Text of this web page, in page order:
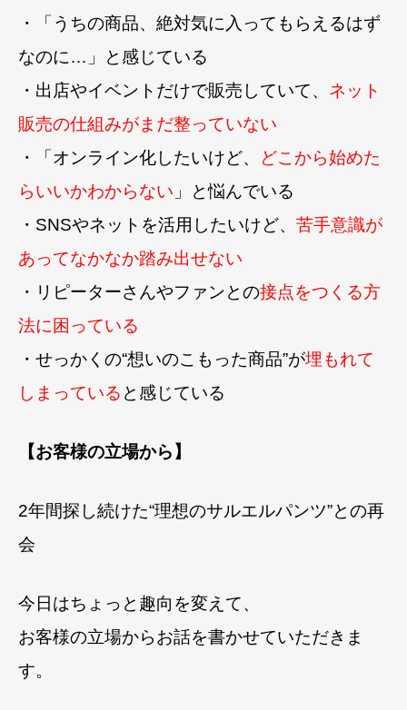
・「うちの商品、絶対気に入ってもらえるはず
なのに…」と感じている
・出店やイベントだけで販売していて、 ネット
販売の仕組みがまだ整っていない
・「オンライン化したいけど、
どこから始めた
らいいかわからない 」と悩んでいる
・SNSやネットを活用したいけど、 苦手意識が
あってなかなか踏み出せない
・リピーターさんやファンとの接点をつくる方
法に困っている
・せっかくの“想いのこもった商品”が埋もれて
しまっている と感じている
【お客様の立場から】
2年間探し続けた“理想のサルエルパンツ”との再
会
今日はちょっと趣向を変えて、
お客様の立場からお話を書かせていただきま
す。